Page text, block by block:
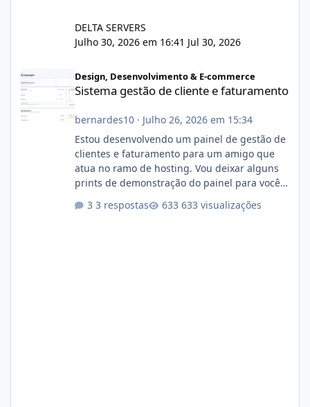
DELTA SERVERS
Julho 30, 2026 em 16:41 Jul 30, 2026
Design, Desenvolvimento & E-commerce
Sistema gestão de cliente e faturamento
bernardes10· Julho 26, 2026 em 15:34
Estou desenvolvendo um painel de gestão de
clientes e faturamento para um amigo que
atua no ramo de hosting. Vou deixar alguns
prints de demonstração do painel para vocês
com cerca de 80% concluído e conta com
3 respostas 633 visualizações